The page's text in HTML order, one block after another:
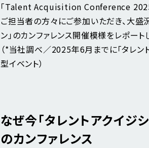
「Talent Acquisition Conference 2025
ご担当者の方々にご参加いただき、大盛
ン」のカンファレンス開催模様をレポート
（*当社調べ／2025年6月までに「タレン
型イベント）
なぜ今「タレントアクイ
のカンファレンス